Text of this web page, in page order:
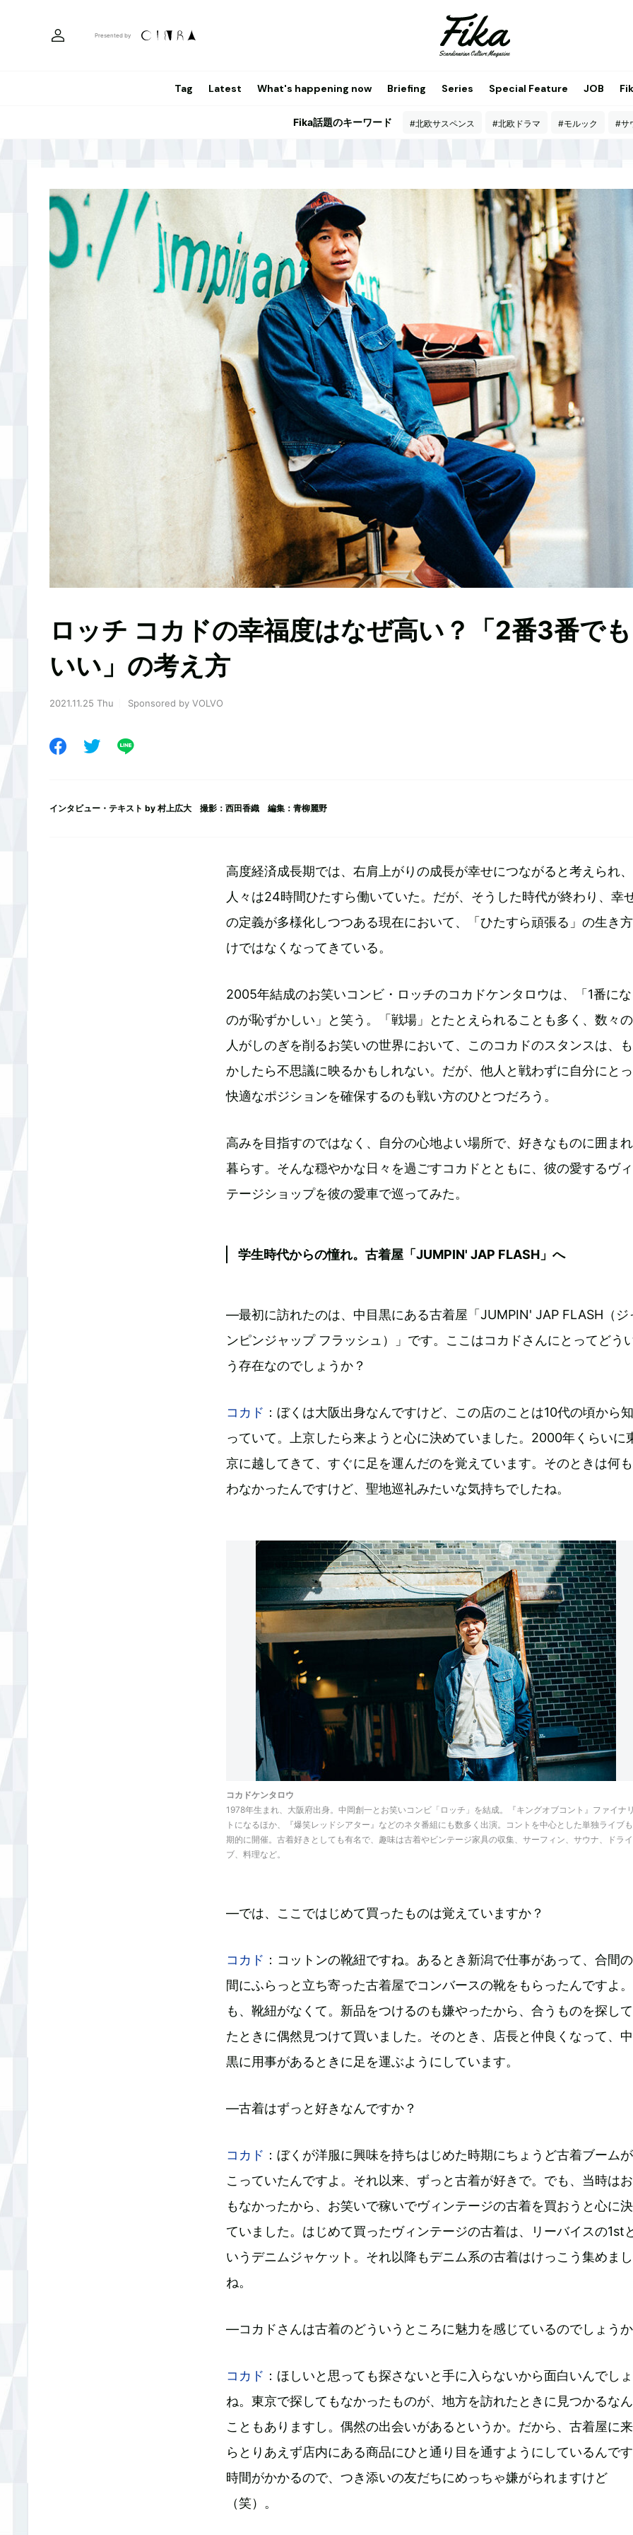
Presented by
Tag Latest What's happening now Briefing Series Special Feature JOB
Fika話題のキーワード #北欧サスペンス #北欧ドラマ #モルック #サ
ロッチ コカドの幸福度はなぜ高い？「2番3番でも
いい」の考え方
2021.11.25 Thu Sponsored by VOLVO
インタビュー・テキスト by 村上広大 撮影：西田香織 編集：青柳麗野
高度経済成長期では、右肩上がりの成長が幸せにつながると考えられ、
人々は24時間ひたすら働いていた。だが、そうした時代が終わり、幸
の定義が多様化しつつある現在において、「ひたすら頑張る」の生き
けではなくなってきている。
2005年結成のお笑いコンビ・ロッチのコカドケンタロウは、「1番に
のが恥ずかしい」と笑う。「戦場」とたとえられることも多く、数々
人がしのぎを削るお笑いの世界において、このコカドのスタンスは、
かしたら不思議に映るかもしれない。だが、他人と戦わずに自分にと
快適なポジションを確保するのも戦い方のひとつだろう。
高みを目指すのではなく、自分の心地よい場所で、好きなものに囲ま
暮らす。そんな穏やかな日々を過ごすコカドとともに、彼の愛するヴ
テージショップを彼の愛車で巡ってみた。
学生時代からの憧れ。古着屋「JUMPIN' JAP FLASH」へ
―最初に訪れたのは、中目黒にある古着屋「JUMPIN' JAP FLASH（ジ
ンピンジャップ フラッシュ）」です。ここはコカドさんにとってどう
う存在なのでしょうか？
コカド ：ぼくは大阪出身なんですけど、この店のことは10代の頃から知
っていて。上京したら来ようと心に決めていました。2000年くらいに
京に越してきて、すぐに足を運んだのを覚えています。そのときは何
わなかったんですけど、聖地巡礼みたいな気持ちでしたね。
コカドケンタロウ
1978年生まれ、大阪府出身。中岡創一とお笑いコンビ「ロッチ」を結成。『キングオブコント』ファイナ
トになるほか、『爆笑レッドシアター』などのネタ番組にも数多く出演。コントを中心とした単独ライブ
期的に開催。古着好きとしても有名で、趣味は古着やビンテージ家具の収集、サーフィン、サウナ、ドライ
ブ、料理など。
―では、ここではじめて買ったものは覚えていますか？
コカド ：コットンの靴紐ですね。あるとき新潟で仕事があって、合間
間にふらっと立ち寄った古着屋でコンバースの靴をもらったんですよ
も、靴紐がなくて。新品をつけるのも嫌やったから、合うものを探し
たときに偶然見つけて買いました。そのとき、店長と仲良くなって、
黒に用事があるときに足を運ぶようにしています。
―古着はずっと好きなんですか？
コカド ：ぼくが洋服に興味を持ちはじめた時期にちょうど古着ブーム
こっていたんですよ。それ以来、ずっと古着が好きで。でも、当時は
もなかったから、お笑いで稼いでヴィンテージの古着を買おうと心に
ていました。はじめて買ったヴィンテージの古着は、リーバイスの1st
いうデニムジャケット。それ以降もデニム系の古着はけっこう集めま
ね。
―コカドさんは古着のどういうところに魅力を感じているのでしょう
コカド ：ほしいと思っても探さないと手に入らないから面白いんでし
ね。東京で探してもなかったものが、地方を訪れたときに見つかるな
こともありますし。偶然の出会いがあるというか。だから、古着屋に
らとりあえず店内にある商品にひと通り目を通すようにしているんで
時間がかかるので、つき添いの友だちにめっちゃ嫌がられますけど
（笑）。